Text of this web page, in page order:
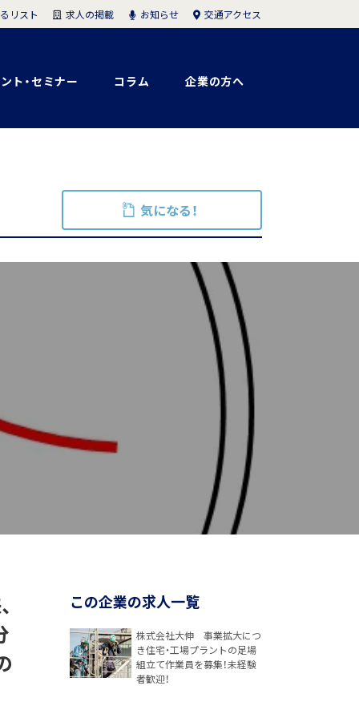
ト・セミナー コラム 企業の方へ
リスト 求人の掲載 お知らせ 交通アクセス
気になる！
この企業の求人一覧
株式会社大伸 事業拡大につ
き住宅・工場プラントの足場
組立て作業員を募集！未経験
者歓迎！